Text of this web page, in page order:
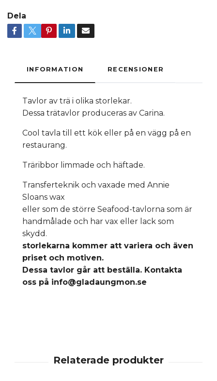
Dela
INFORMATION RECENSIONER
Tavlor av trä i olika storlekar.
Dessa trätavlor produceras av Carina.
Cool tavla till ett kök eller på en vägg på en
restaurang.
Träribbor limmade och häftade.
Transferteknik och vaxade med Annie
Sloans wax
eller som de större Seafood-tavlorna som är
handmålade och har vax eller lack som
skydd.
storlekarna kommer att variera och även
priset och motiven.
Dessa tavlor går att beställa. Kontakta
oss på info@gladaungmon.se